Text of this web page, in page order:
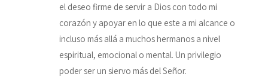
el deseo firme de servir a Dios con todo mi
corazón y apoyar en lo que este a mi alcance o
incluso más allá a muchos hermanos a nivel
espiritual, emocional o mental. Un privilegio
poder ser un siervo más del Señor.